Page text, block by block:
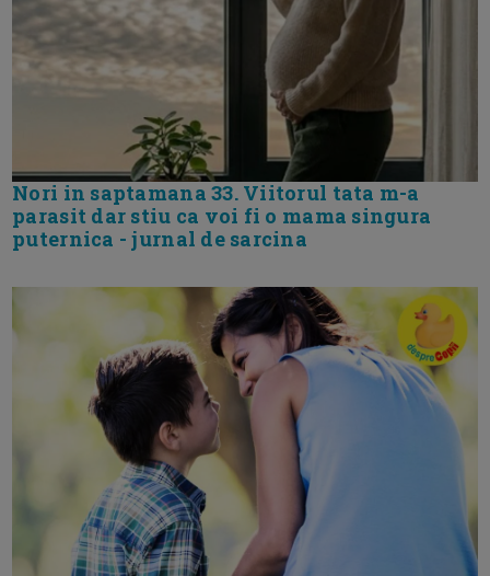
Nori in saptamana 33. Viitorul tata m-a
parasit dar stiu ca voi fi o mama singura
puternica - jurnal de sarcina